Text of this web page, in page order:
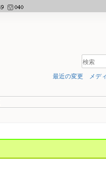
最近の変更 メデ